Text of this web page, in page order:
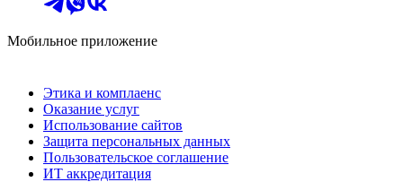
Мобильное приложение
Этика и комплаенс
Оказание услуг
Использование сайтов
Защита персональных данных
Пользовательское соглашение
ИТ аккредитация